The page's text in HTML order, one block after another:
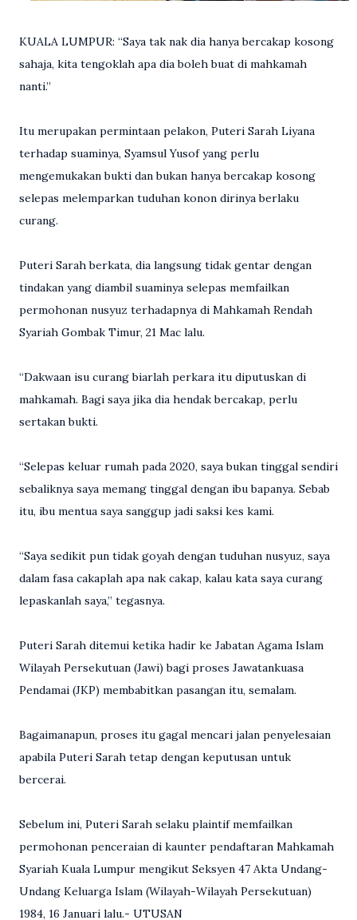
KUALA LUMPUR: “Saya tak nak dia hanya bercakap kosong
sahaja, kita tengoklah apa dia boleh buat di mahkamah
nanti.”
Itu merupakan permintaan pelakon, Puteri Sarah Liyana
terhadap suaminya, Syamsul Yusof yang perlu
mengemukakan bukti dan bukan hanya bercakap kosong
selepas melemparkan tuduhan konon dirinya berlaku
curang.
Puteri Sarah berkata, dia langsung tidak gentar dengan
tindakan yang diambil suaminya selepas memfailkan
permohonan nusyuz terhadapnya di Mahkamah Rendah
Syariah Gombak Timur, 21 Mac lalu.
“Dakwaan isu curang biarlah perkara itu diputuskan di
mahkamah. Bagi saya jika dia hendak bercakap, perlu
sertakan bukti.
“Selepas keluar rumah pada 2020, saya bukan tinggal sendiri
sebaliknya saya memang tinggal dengan ibu bapanya. Sebab
itu, ibu mentua saya sanggup jadi saksi kes kami.
“Saya sedikit pun tidak goyah dengan tuduhan nusyuz, saya
dalam fasa cakaplah apa nak cakap, kalau kata saya curang
lepaskanlah saya,” tegasnya.
Puteri Sarah ditemui ketika hadir ke Jabatan Agama Islam
Wilayah Persekutuan (Jawi) bagi proses Jawatankuasa
Pendamai (JKP) membabitkan pasangan itu, semalam.
Bagaimanapun, proses itu gagal mencari jalan penyelesaian
apabila Puteri Sarah tetap dengan keputusan untuk
bercerai.
Sebelum ini, Puteri Sarah selaku plaintif memfailkan
permohonan penceraian di kaunter pendaftaran Mahkamah
Syariah Kuala Lumpur mengikut Seksyen 47 Akta Undang-
Undang Keluarga Islam (Wilayah-Wilayah Persekutuan)
1984, 16 Januari lalu.- UTUSAN